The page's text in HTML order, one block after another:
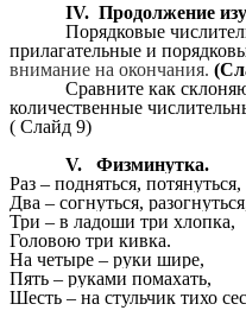
IV. Продолжение
Порядковые
прилагательные и
внимание на окончания.
Сравните как
количественные
( Слайд 9)
V.
Физминутка.
Раз – подняться, потянуться,
Два – согнуться,
Три – в ладоши три хлопка,
Головою три кивка.
На четыре – руки шире,
Пять – руками помахать,
Шесть – на стульчик тихо